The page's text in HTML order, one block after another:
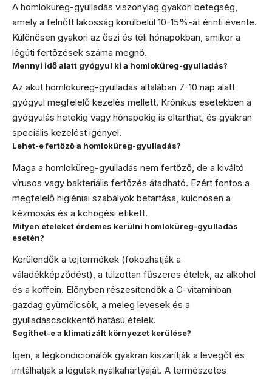
A homloküreg-gyulladás viszonylag gyakori betegség,
amely a felnőtt lakosság körülbelül 10-15%-át érinti évente.
Különösen gyakori az őszi és téli hónapokban, amikor a
légúti fertőzések száma megnő.
Mennyi idő alatt gyógyul ki a homloküreg-gyulladás?
Az akut homloküreg-gyulladás általában 7-10 nap alatt
gyógyul megfelelő kezelés mellett. Krónikus esetekben a
gyógyulás hetekig vagy hónapokig is eltarthat, és gyakran
speciális kezelést igényel.
Lehet-e fertőző a homloküreg-gyulladás?
Maga a homloküreg-gyulladás nem fertőző, de a kiváltó
vírusos vagy bakteriális fertőzés átadható. Ezért fontos a
megfelelő higiéniai szabályok betartása, különösen a
kézmosás és a köhögési etikett.
Milyen ételeket érdemes kerülni homloküreg-gyulladás
esetén?
Kerülendők a tejtermékek (fokozhatják a
váladékképződést), a túlzottan fűszeres ételek, az alkohol
és a koffein. Előnyben részesítendők a C-vitaminban
gazdag gyümölcsök, a meleg levesek és a
gyulladáscsökkentő hatású ételek.
Segíthet-e a klimatizált környezet kerülése?
Igen, a légkondicionálók gyakran kiszárítják a levegőt és
irritálhatják a légutak nyálkahártyáját. A természetes